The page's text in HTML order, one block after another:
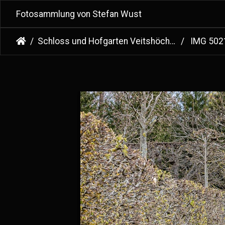
Fotosammlung von Stefan Wust
Schloss und Hofgarten Veitshöchheim IMG